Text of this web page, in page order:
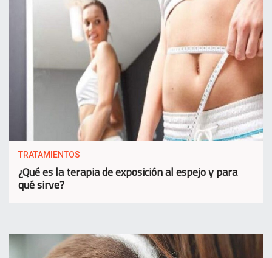
TRATAMIENTOS
¿Qué es la terapia de exposición al espejo y para
qué sirve?